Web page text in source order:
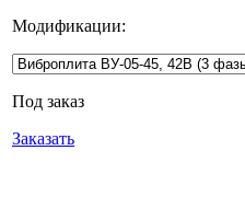
Модификации:
Под заказ
Заказать